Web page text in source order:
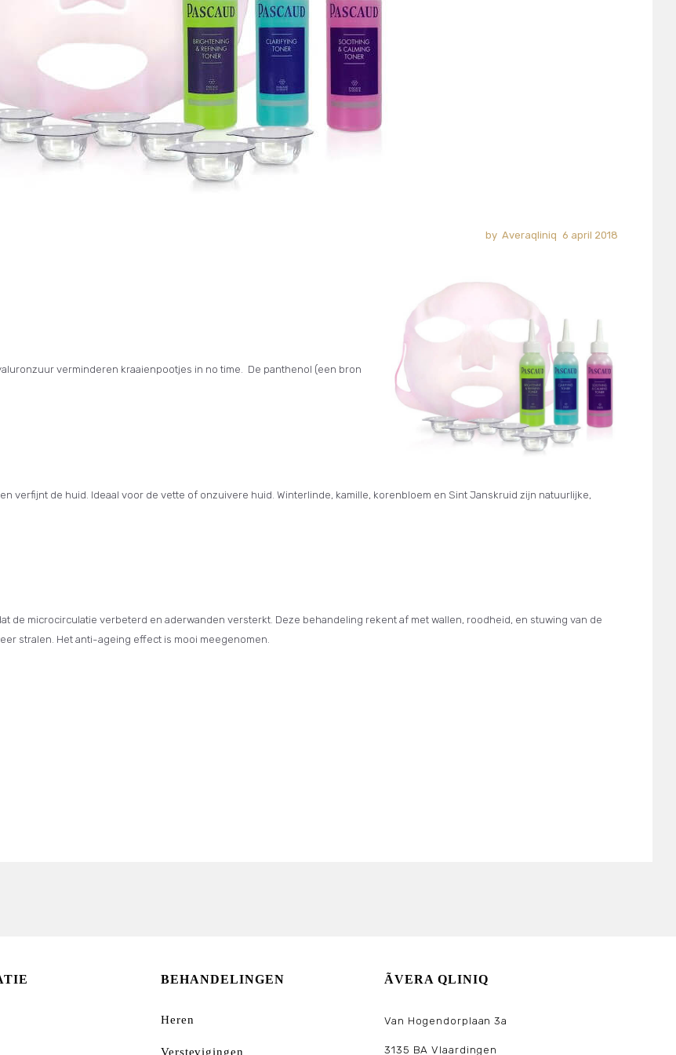
Averaqliniq 6 april 2018
verminderen kraaienpootjes in no time. De panthenol (een bron
verfijnt de huid. Ideaal voor de vette of onzuivere huid. Winterlinde, kamille, korenbloem en Sint Janskruid zijn natuurlijke,
de microcirculatie verbeterd en aderwanden versterkt. Deze behandeling rekent af met wallen, roodheid, en stuwing van de
stralen. Het anti-ageing effect is mooi meegenomen.
BEHANDELINGEN
Heren
Verstevigingen
ÃVERA QLINIQ
Van Hogendorplaan 3a
3135 BA Vlaardingen